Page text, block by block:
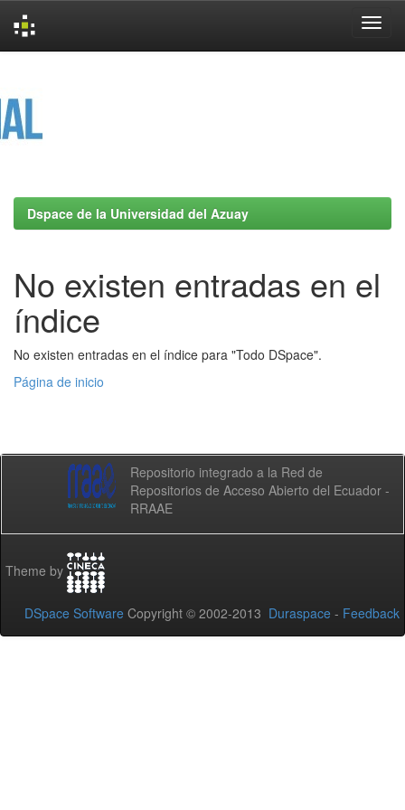
Dspace de la Universidad del Azuay
No existen entradas en el
índice
No existen entradas en el índice para "Todo DSpace".
Página de inicio
Repositorio integrado a la Red de
Repositorios de Acceso Abierto del Ecuador -
RRAAE
Theme by
DSpace Software Copyright © 2002-2013 Duraspace - Feedback